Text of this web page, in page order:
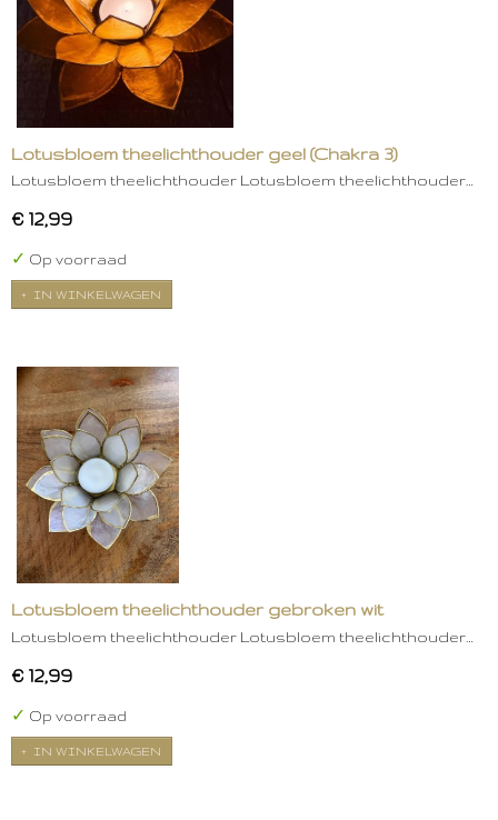
Lotusbloem theelichthouder geel (Chakra 3)
Lotusbloem theelichthouder Lotusbloem theelichthouder…
€ 12,99
✓ Op voorraad
IN WINKELWAGEN
Lotusbloem theelichthouder gebroken wit
Lotusbloem theelichthouder Lotusbloem theelichthouder…
€ 12,99
✓ Op voorraad
IN WINKELWAGEN